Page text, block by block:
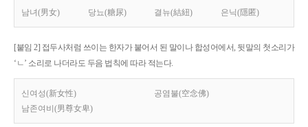
남녀(男女) 당뇨(糖尿) 결뉴(結紐) 은닉(隱匿)
[붙임 2] 접두사처럼 쓰이는 한자가 붙어서 된 말이나 합성어에서, 뒷말의 첫소리가
‘ㄴ’ 소리로 나더라도 두음 법칙에 따라 적는다.
신여성(新女性)
공염불(空念佛)
남존여비(男尊女卑)